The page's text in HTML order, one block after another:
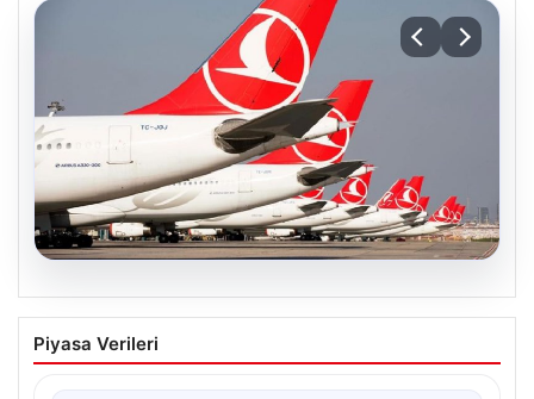
07.08.2026
THY, temmuz ayında 9,5 milyon yolcu
taşıdı
Piyasa Verileri